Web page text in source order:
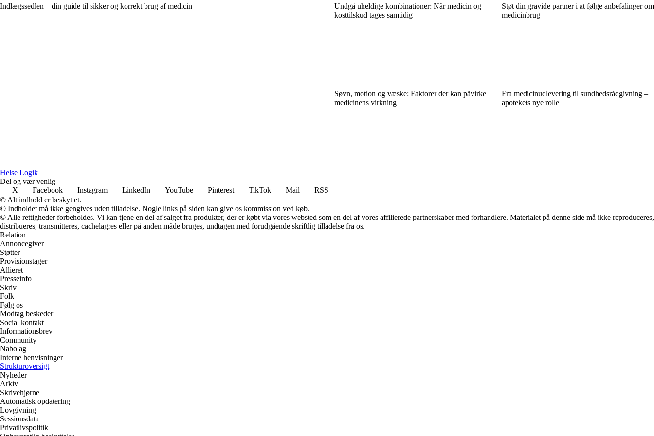
Indlægssedlen – din guide til sikker og korrekt brug af medicin
Undgå uheldige kombinationer: Når medicin og
kosttilskud tages samtidig
Støt din gravide partner i at følge anbefalinger om
medicinbrug
Søvn, motion og væske: Faktorer der kan påvirke
medicinens virkning
Fra medicinudlevering til sundhedsrådgivning –
apotekets nye rolle
Helse Logik
Del og vær venlig
X
Facebook Instagram LinkedIn YouTube Pinterest TikTok Mail
RSS
© Alt indhold er beskyttet.
© Indholdet må ikke gengives uden tilladelse. Nogle links på siden kan give os kommission ved køb.
© Alle rettigheder forbeholdes. Vi kan tjene en del af salget fra produkter, der er købt via vores websted som en del af vores affilierede partnerskaber med forhandlere. Materialet på denne side må ikke reproduceres,
distribueres, transmitteres, cachelagres eller på anden måde bruges, undtagen med forudgående skriftlig tilladelse fra os.
Relation
Annoncegiver
Støtter
Provisionstager
Allieret
Presseinfo
Skriv
Folk
Følg os
Modtag beskeder
Social kontakt
Informationsbrev
Community
Nabolag
Interne henvisninger
Strukturoversigt
Nyheder
Arkiv
Skrivehjørne
Automatisk opdatering
Lovgivning
Sessionsdata
Privatlivspolitik